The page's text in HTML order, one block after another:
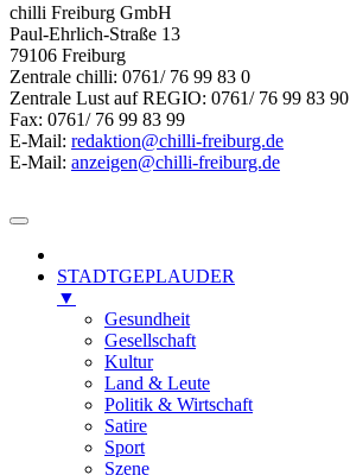
chilli Freiburg GmbH
Paul-Ehrlich-Straße 13
79106 Freiburg
Zentrale chilli: 0761/ 76 99 83 0
Zentrale Lust auf REGIO: 0761/ 76 99 83 90
Fax: 0761/ 76 99 83 99
E-Mail: redaktion@chilli-freiburg.de
E-Mail: anzeigen@chilli-freiburg.de
STADTGEPLAUDER
▼
Gesundheit
Gesellschaft
Kultur
Land & Leute
Politik & Wirtschaft
Satire
Sport
Szene